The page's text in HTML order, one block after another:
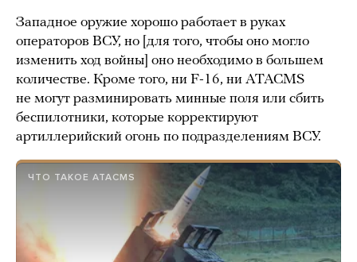
Западное оружие хорошо работает в руках
операторов ВСУ, но [для того, чтобы оно могло
изменить ход войны] оно необходимо в большем
количестве. Кроме того, ни F-16, ни ATACMS
не могут разминировать минные поля или сбить
беспилотники, которые корректируют
артиллерийский огонь по подразделениям ВСУ.
ЧТО ТАКОЕ ATACMS